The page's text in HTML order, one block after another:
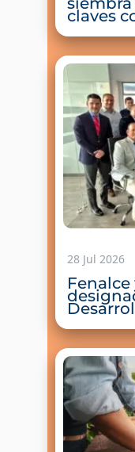
claves
el
28 Jul 2026
ruta